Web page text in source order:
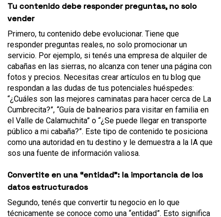
Tu contenido debe responder preguntas, no solo
vender
Primero, tu contenido debe evolucionar. Tiene que
responder preguntas reales, no solo promocionar un
servicio. Por ejemplo, si tenés una empresa de alquiler de
cabañas en las sierras, no alcanza con tener una página con
fotos y precios. Necesitas crear artículos en tu blog que
respondan a las dudas de tus potenciales huéspedes:
“¿Cuáles son las mejores caminatas para hacer cerca de La
Cumbrecita?”, “Guía de balnearios para visitar en familia en
el Valle de Calamuchita” o “¿Se puede llegar en transporte
público a mi cabaña?”. Este tipo de contenido te posiciona
como una autoridad en tu destino y le demuestra a la IA que
sos una fuente de información valiosa.
Convertite en una “entidad”: la importancia de los
datos estructurados
Segundo, tenés que convertir tu negocio en lo que
técnicamente se conoce como una “entidad”. Esto significa